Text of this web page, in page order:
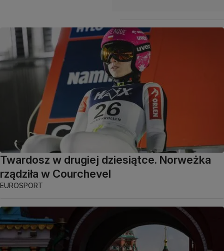
Twardosz w drugiej dziesiątce. Norweżka
rządziła w Courchevel
EUROSPORT